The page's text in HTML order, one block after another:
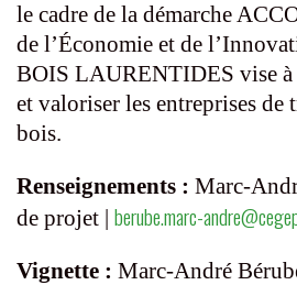
le cadre de la démarche
de l’Économie et de
BOIS LAURENTIDES vise
et valoriser les entreprises de
bois.
Renseignements : Marc-
de projet | berube.marc-
Vignette : Marc-André